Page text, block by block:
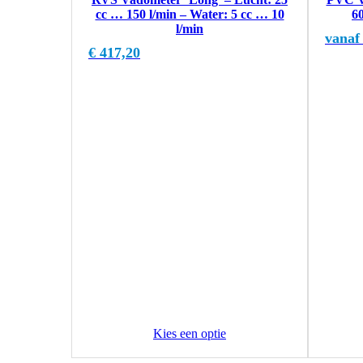
cc … 150 l/min – Water: 5 cc … 10
l/min
€ 417,20
Kies een optie
vanaf